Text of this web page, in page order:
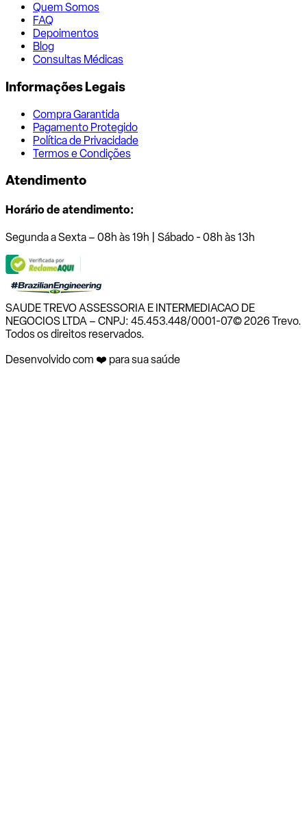
Quem Somos
FAQ
Depoimentos
Blog
Consultas Médicas
Informações Legais
Compra Garantida
Pagamento Protegido
Política de Privacidade
Termos e Condições
Atendimento
Horário de atendimento:
Segunda a Sexta – 08h às 19h | Sábado - 08h às 13h
SAUDE TREVO ASSESSORIA E INTERMEDIACAO DE
NEGOCIOS LTDA – CNPJ: 45.453.448/0001-07© 2026 Trevo.
Todos os direitos reservados.
Desenvolvido com ❤️ para sua saúde